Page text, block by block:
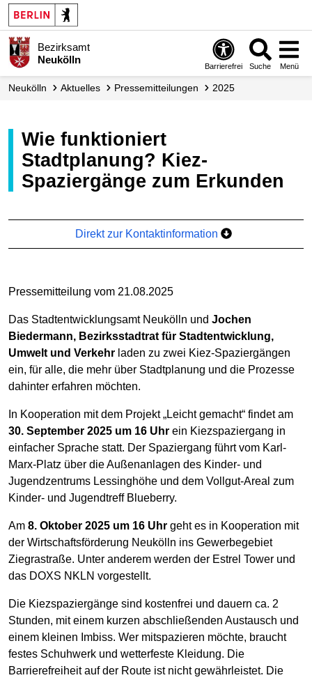
Bezirksamt
Neukölln
Barrierefrei Suche Menü
Neukölln Aktuelles Presse­mitteilungen 2025
Wie funktioniert
Stadtplanung? Kiez-
Spaziergänge zum Erkunden
Direkt zur Kontaktinformation
Pressemitteilung vom 21.08.2025
Das Stadtentwicklungsamt Neukölln und Jochen
Biedermann, Bezirksstadtrat für Stadtentwicklung,
Umwelt und Verkehr laden zu zwei Kiez-Spaziergängen
ein, für alle, die mehr über Stadtplanung und die Prozesse
dahinter erfahren möchten.
In Kooperation mit dem Projekt „Leicht gemacht“ findet am
30. September 2025 um 16 Uhr ein Kiezspaziergang in
einfacher Sprache statt. Der Spaziergang führt vom Karl-
Marx-Platz über die Außenanlagen des Kinder- und
Jugendzentrums Lessinghöhe und dem Vollgut-Areal zum
Kinder- und Jugendtreff Blueberry.
Am 8. Oktober 2025 um 16 Uhr geht es in Kooperation mit
der Wirtschaftsförderung Neukölln ins Gewerbegebiet
Ziegrastraße. Unter anderem werden der Estrel Tower und
das DOXS NKLN vorgestellt.
Die Kiezspaziergänge sind kostenfrei und dauern ca. 2
Stunden, mit einem kurzen abschließenden Austausch und
einem kleinen Imbiss. Wer mitspazieren möchte, braucht
festes Schuhwerk und wetterfeste Kleidung. Die
Barrierefreiheit auf der Route ist nicht gewährleistet. Die